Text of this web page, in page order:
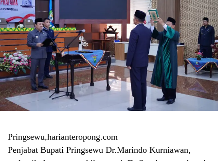
Pringsewu,harianteropong.com
Penjabat Bupati Pringsewu Dr.Marindo Kurniawan,